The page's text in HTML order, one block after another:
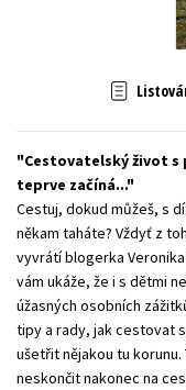
Cestovatelský život
teprve začíná...
Cestuj, dokud můžeš, s
někam taháte? Vždyť z
vyvrátí blogerka
vám ukáže, že i s dětmi
úžasných osobních
tipy a rady, jak cestovat
ušetřit nějakou tu
neskončit nakonec na